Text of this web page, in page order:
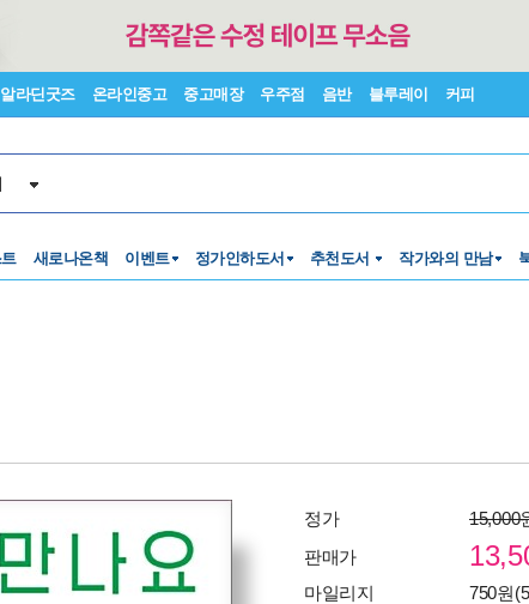
알라딘굿즈 온라인중고 중고매장 우주점 음반 블루레이 커피
새로나온책 이벤트 정가인하도서 추천도서 작가와의 만남
정가
15,000
판매가
마일리지
750원